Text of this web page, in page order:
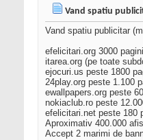
Vand spatiu
Vand spatiu publicitar
efelicitari.org 3000
itarea.org (pe toate
ejocuri.us peste 1800
24play.org peste 1.100
ewallpapers.org peste
nokiaclub.ro peste
efelicitari.net peste 180
Aproximativ 400.000
Accept 2 marimi de